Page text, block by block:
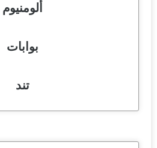
ألومنيوم
بوابات
تند